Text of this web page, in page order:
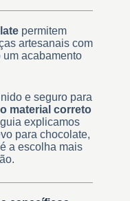
permitem
artesanais com
um acabamento
e seguro para
o material correto
explicamos
para chocolate,
é a escolha mais